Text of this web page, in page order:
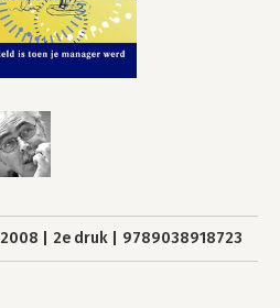
2008 2e druk 9789038918723